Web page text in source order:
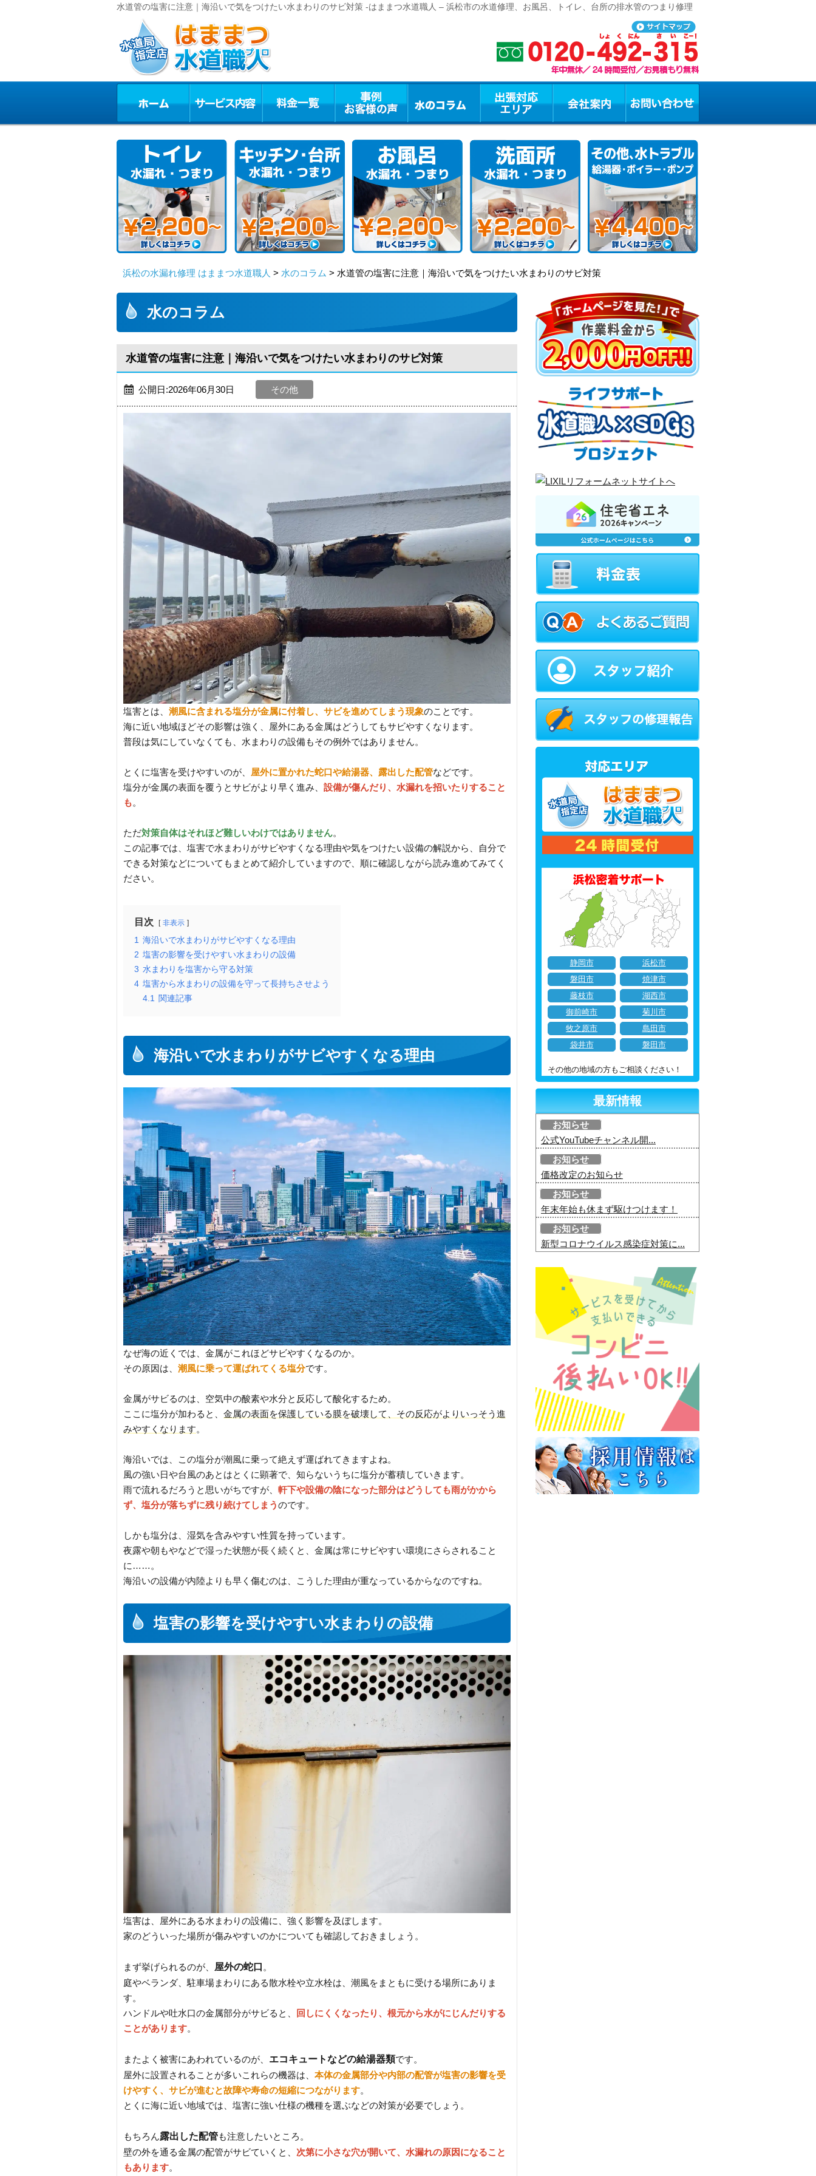
水道管の塩害に注意｜海沿いで気をつけたい水まわりのサビ対策 -はままつ水道職人 – 浜松市の水道修理、お風呂、トイレ、台所の排水管のつまり修理
浜松の水漏れ修理 はままつ水道職人 > 水のコラム > 水道管の塩害に注意｜海沿いで気をつけたい水まわりのサビ対策
水のコラム
水道管の塩害に注意｜海沿いで気をつけたい水まわりのサビ対策
公開日:2026年06月30日 その他
塩害とは、 潮風に含まれる塩分が金属に付着し、サビを進めてしまう現象のことです。
海に近い地域ほどその影響は強く、屋外にある金属はどうしてもサビやすくなります。
普段は気にしていなくても、水まわりの設備もその例外ではありません。
とくに塩害を受けやすいのが、 屋外に置かれた蛇口や給湯器、露出した配管などです。
塩分が金属の表面を覆うとサビがより早く進み、 設備が傷んだり、水漏れを招いたりすること
も。
ただ対策自体はそれほど難しいわけではありません。
この記事では、塩害で水まわりがサビやすくなる理由や気をつけたい設備の解説から、自分で
できる対策などについてもまとめて紹介していますので、順に確認しながら読み進めてみてく
ださい。
目次 非表示
1 海沿いで水まわりがサビやすくなる理由
2 塩害の影響を受けやすい水まわりの設備
3 水まわりを塩害から守る対策
4 塩害から水まわりの設備を守って長持ちさせよう
4.1
関連記事
海沿いで水まわりがサビやすくなる理由
なぜ海の近くでは、金属がこれほどサビやすくなるのか。
その原因は、 潮風に乗って運ばれてくる塩分です。
金属がサビるのは、空気中の酸素や水分と反応して酸化するため。
ここに塩分が加わると、 金属の表面を保護している膜を破壊して、その反応がよりいっそう進
みやすくなります。
海沿いでは、この塩分が潮風に乗って絶えず運ばれてきますよね。
風の強い日や台風のあとはとくに顕著で、知らないうちに塩分が蓄積していきます。
雨で流れるだろうと思いがちですが、 軒下や設備の陰になった部分はどうしても雨がかから
ず、塩分が落ちずに残り続けてしまうのです。
しかも塩分は、湿気を含みやすい性質を持っています。
夜露や朝もやなどで湿った状態が長く続くと、金属は常にサビやすい環境にさらされること
に……。
海沿いの設備が内陸よりも早く傷むのは、こうした理由が重なっているからなのですね。
塩害の影響を受けやすい水まわりの設備
塩害は、屋外にある水まわりの設備に、強く影響を及ぼします。
家のどういった場所が傷みやすいのかについても確認しておきましょう。
まず挙げられるのが、 屋外の蛇口 。
庭やベランダ、駐車場まわりにある散水栓や立水栓は、潮風をまともに受ける場所にありま
す。
ハンドルや吐水口の金属部分がサビると、
回しにくくなったり、根元から水がにじんだりする
ことがあります。
またよく被害にあわれているのが、 エコキュートなどの給湯器類です。
屋外に設置されることが多いこれらの機器は、 本体の金属部分や内部の配管が塩害の影響を受
けやすく、サビが進むと故障や寿命の短縮につながります。
とくに海に近い地域では、塩害に強い仕様の機種を選ぶなどの対策が必要でしょう。
もちろん露出した配管も注意したいところ。
壁の外を通る金属の配管がサビていくと、 次第に小さな穴が開いて、水漏れの原因になること
もあります。
静岡市
浜松市
磐田市
焼津市
藤枝市
湖西市
御前崎市
菊川市
牧之原市
島田市
袋井市
磐田市
その他の地域の方もご相談ください！
最新情報
お知らせ
公式YouTubeチャンネル開...
お知らせ
価格改定のお知らせ
お知らせ
年末年始も休まず駆けつけます！
お知らせ
新型コロナウイルス感染症対策に...